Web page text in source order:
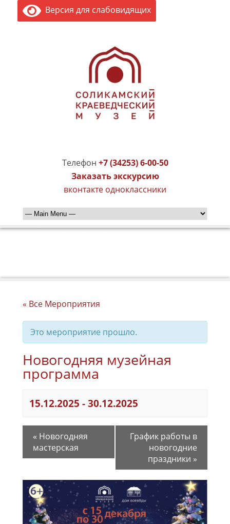
Версия для слабовидящих
Телефон +7 (34253) 6-00-50
Заказать экскурсию
вконтакте одноклассники
« Все Мероприятия
Это мероприятие прошло.
Новогодняя музейная
программа
15.12.2025 -30.12.2025
« Новогодняя
мастерская
График работы в
новогодние
праздники »